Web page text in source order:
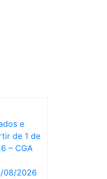
e
de 1 de
– CGA
08/2026